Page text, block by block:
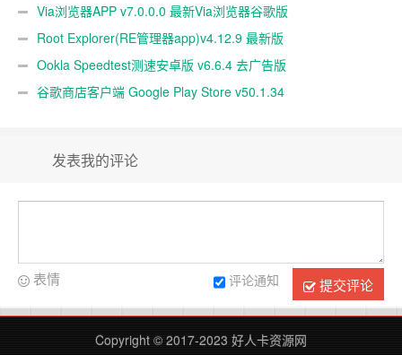
Via浏览器APP v7.0.0.0 最新Via浏览器谷歌版
Root Explorer(RE管理器app)v4.12.9 最新版
Ookla Speedtest测速安卓版 v6.6.4 去广告版
谷歌商店客户端 Google Play Store v50.1.34
发表我的评论
提交评论
评论通知
表情
Copyright © 2017-2023 好人卡资源网